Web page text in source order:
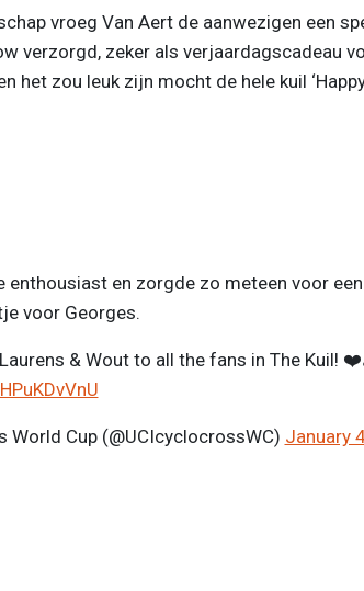
vroeg Van Aert de aanwezigen een
verzorgd, zeker als verjaardagscadeau
het zou leuk zijn mocht de hele kuil
enthousiast en zorgde zo meteen voor
voor Georges.
& Wout to all the fans in The Kuil!
World Cup (@UCIcyclocrossWC) January